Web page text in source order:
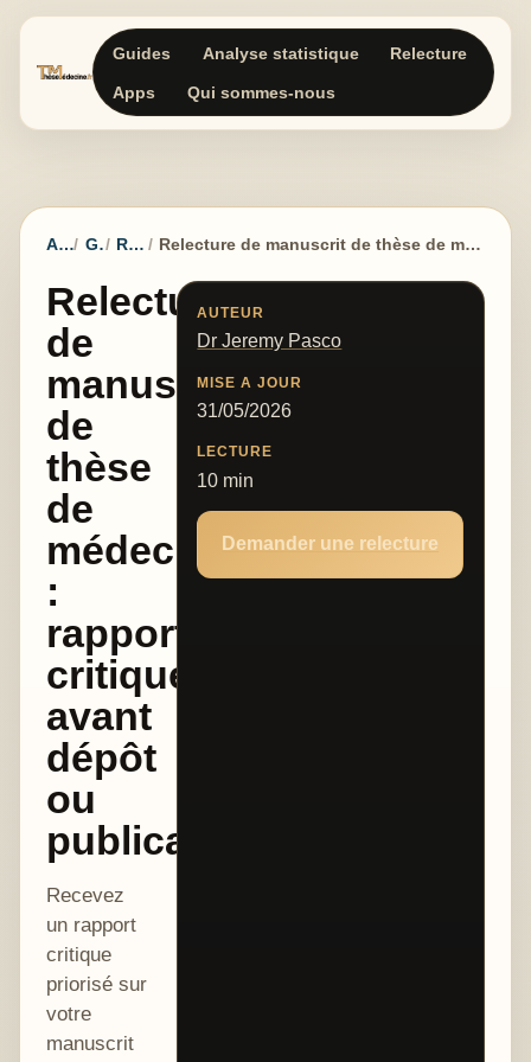
Guides Analyse statistique Relecture
Apps Qui sommes-nous
Accueil Guides Rédaction Relecture de manuscrit de thèse de médecine : rapport critique avant dépôt ou publication
Relecture
de
manuscrit
de
thèse
de
médecine
:
rapport
critique
avant
dépôt
ou
publication
Recevez
un rapport
critique
priorisé sur
votre
manuscrit
AUTEUR
Dr Jeremy Pasco
MISE A JOUR
31/05/2026
LECTURE
10 min
Demander une relecture